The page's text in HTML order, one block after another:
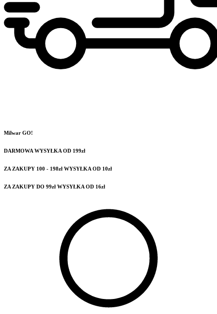
Milwar GO!
DARMOWA WYSYŁKA OD 199zł
ZA ZAKUPY 100 - 198zł WYSYŁKA OD 10zł
ZA ZAKUPY DO 99zł WYSYŁKA OD 16zł